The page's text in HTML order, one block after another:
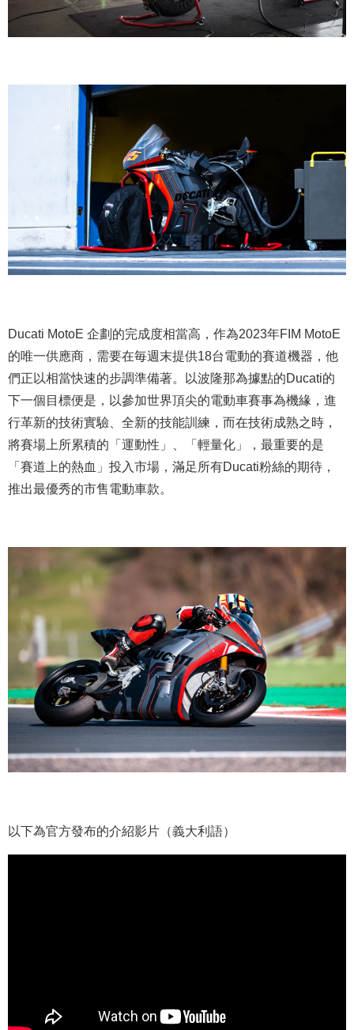
Ducati MotoE 企劃的完成度相當高，作為2023年FIM MotoE
的唯一供應商，需要在毎週末提供18台電動的賽道機器，他
們正以相當快速的步調準備著。以波隆那為據點的Ducati的
下一個目標便是，以參加世界頂尖的電動車賽事為機緣，進
行革新的技術實驗、全新的技能訓練，而在技術成熟之時，
將賽場上所累積的「運動性」、「輕量化」，最重要的是
「賽道上的熱血」投入市場，滿足所有Ducati粉絲的期待，
推出最優秀的市售電動車款。
以下為官方發布的介紹影片（義大利語）